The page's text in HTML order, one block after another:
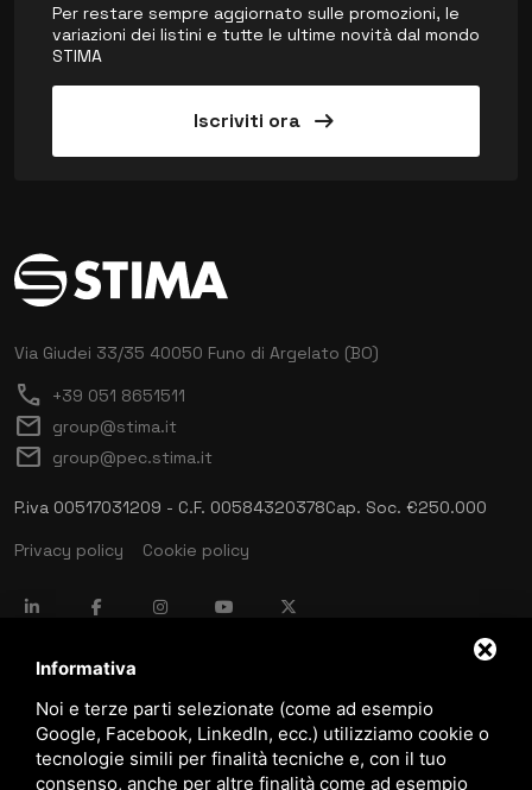
Per restare sempre aggiornato sulle promozioni, le
variazioni dei listini e tutte le ultime novità dal mondo
STIMA
Iscriviti ora arrow_right_alt
Via Giudei 33/35 40050 Funo di Argelato (BO)
call +39 051 8651511
mail group@stima.it
mail group@pec.stima.it
P.iva 00517031209 - C.F. 00584320378Cap. Soc. €250.000
Privacy policy
Cookie policy
language ITALIANO
download Catalogo Stima
Informativa
Noi e terze parti selezionate (come ad esempio
Google, Facebook, LinkedIn, ecc.) utilizziamo cookie o
tecnologie simili per finalità tecniche e, con il tuo
consenso, anche per altre finalità come ad esempio